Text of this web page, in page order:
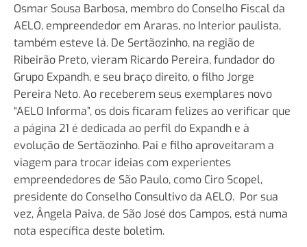
Osmar Sousa Barbosa, membro do Conselho Fiscal da
AELO, empreendedor em Araras, no Interior paulista,
também esteve lá. De Sertãozinho, na região de
Ribeirão Preto, vieram Ricardo Pereira, fundador do
Grupo Expandh, e seu braço direito, o filho Jorge
Pereira Neto. Ao receberem seus exemplares novo
“AELO Informa”, os dois ficaram felizes ao verificar que
a página 21 é dedicada ao perfil do Expandh e à
evolução de Sertãozinho. Pai e filho aproveitaram a
viagem para trocar ideias com experientes
empreendedores de São Paulo, como Ciro Scopel,
presidente do Conselho Consultivo da AELO. Por sua
vez, Ângela Paiva, de São José dos Campos, está numa
nota específica deste boletim.